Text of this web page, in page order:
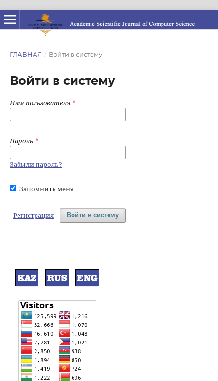
ГЛАВНАЯ / Войти в систему
Войти в систему
Имя пользователя *
Пароль *
Забыли пароль?
Запомнить меня
Войти в систему
Регистрация